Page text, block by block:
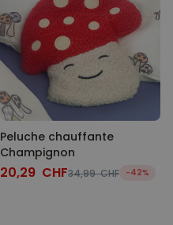
Peluche chauffante
Champignon
20,29 CHF34,99 CHF -42%